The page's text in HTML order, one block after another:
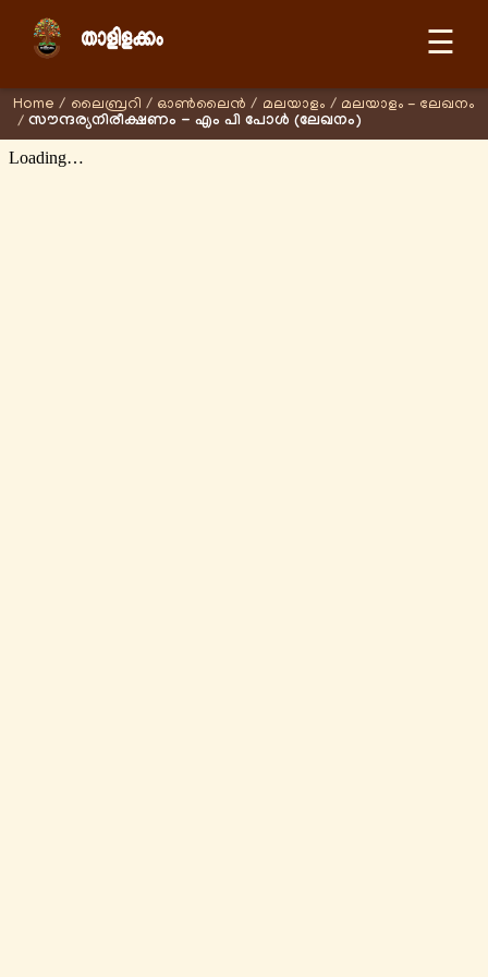
☰
Home / ലൈബ്രറി / ഓണ്‍ലൈന്‍ / മലയാളം / മലയാളം - ലേഖനം
/ സൗന്ദര്യനിരീക്ഷണം - എം പി പോള്‍ (ലേഖനം)